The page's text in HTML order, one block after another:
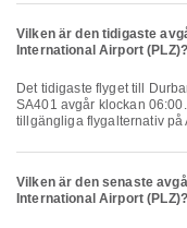
Vilken är den tidigaste
International Airport (PLZ)?
Det tidigaste flyget till Durban med South African Airways med flygkod
SA401 avgår klockan
tillgängliga flygalternativ på
Vilken är den senaste
International Airport (PLZ)?